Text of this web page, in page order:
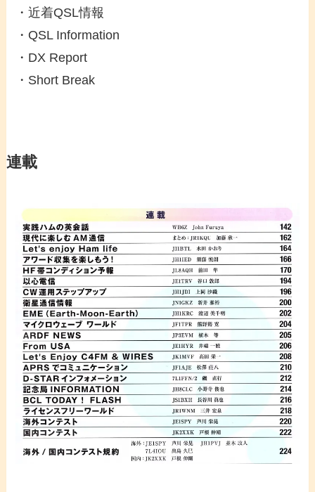
・近着QSL情報
・QSL Information
・DX Report
・Short Break
連載